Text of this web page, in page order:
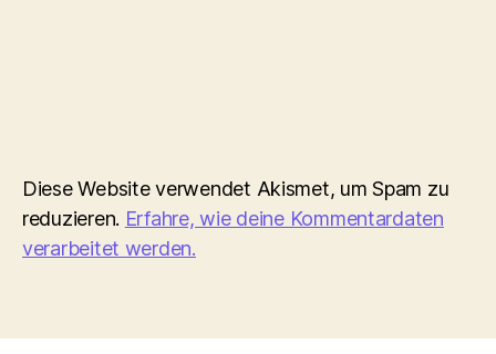
Diese Website verwendet Akismet, um Spam zu
reduzieren. Erfahre, wie deine Kommentardaten
verarbeitet werden.